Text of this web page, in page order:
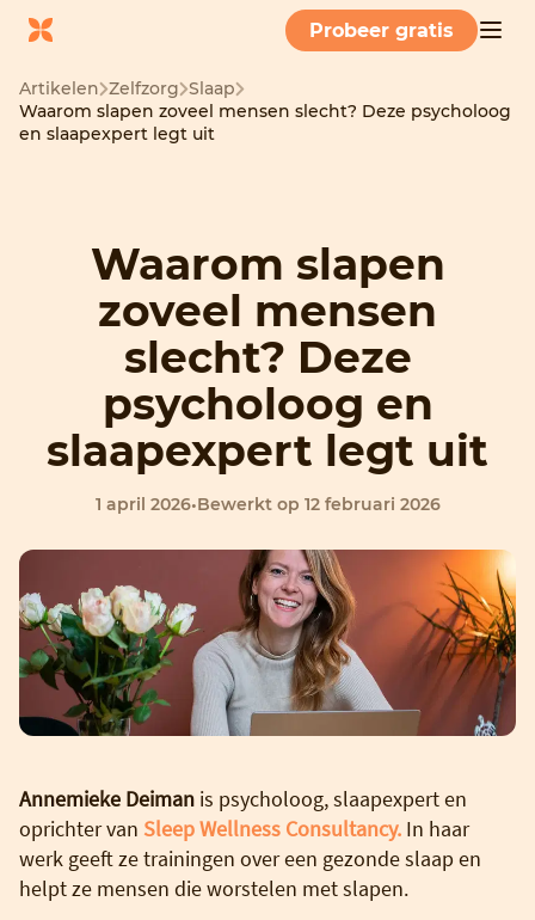
Probeer gratis
Artikelen Zelfzorg Slaap
Waarom slapen zoveel mensen slecht? Deze psycholoog
en slaapexpert legt uit
Waarom slapen
zoveel mensen
slecht? Deze
psycholoog en
slaapexpert legt uit
1 april 2026•Bewerkt op 12 februari 2026
Annemieke Deiman is psycholoog, slaapexpert en
oprichter van Sleep Wellness Consultancy. In haar
werk geeft ze trainingen over een gezonde slaap en
helpt ze mensen die worstelen met slapen.